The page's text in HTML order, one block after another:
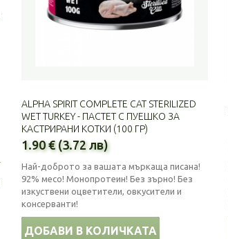
ALPHA SPIRIT COMPLETE CAT STERILIZED
WET TURKEY - ПАСТЕТ С ПУЕШКО ЗА
КАСТРИРАНИ КОТКИ (100 ГР)
1.90 € (3.72 лв)
Най-доброто за вашата мъркаща писана!
92% месо! Монопротеин! Без зърно! Без
изкуствени оцветители, овкусители и
консерванти!
ДОБАВИ В КОЛИЧКАТА